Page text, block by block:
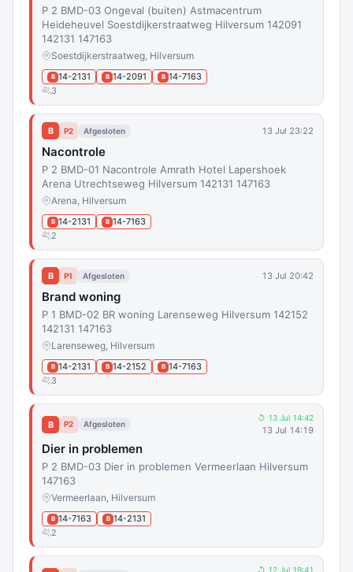
P 2 BMD-03 Ongeval (buiten) Astmacentrum
Heideheuvel Soestdijkerstraatweg Hilversum 142091
142131 147163
Soestdijkerstraatweg, Hilversum
B 14-2131 B 14-2091 B 14-7163
3
B P2 Afgesloten 13 Jul 23:22
Nacontrole
P 2 BMD-01 Nacontrole Amrath Hotel Lapershoek
Arena Utrechtseweg Hilversum 142131 147163
Arena, Hilversum
B 14-2131 B 14-7163
2
B P1 Afgesloten 13 Jul 20:42
Brand woning
P 1 BMD-02 BR woning Larenseweg Hilversum 142152
142131 147163
Larenseweg, Hilversum
B 14-2131 B 14-2152 B 14-7163
3
B P2 Afgesloten
↺ 13 Jul 14:42
13 Jul 14:19
Dier in problemen
P 2 BMD-03 Dier in problemen Vermeerlaan Hilversum
147163
Vermeerlaan, Hilversum
B 14-7163 B 14-2131
2
↺ 12 Jul 19:41